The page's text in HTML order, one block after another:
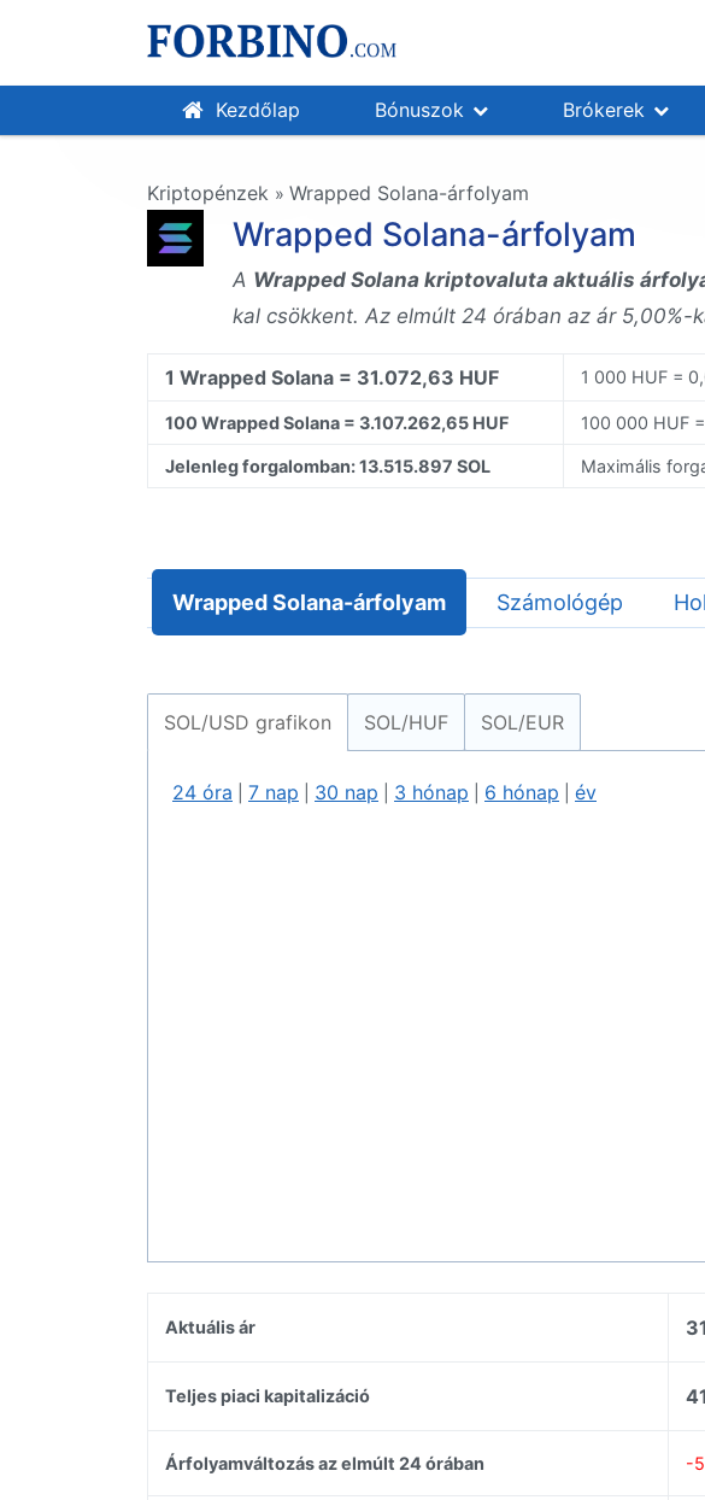
Kezdőlap Bónuszok Brókerek
Kriptopénzek » Wrapped Solana-árfolyam
Wrapped Solana-árfolyam
A Wrapped Solana kriptovaluta aktuális
kal csökkent. Az elmúlt 24 órában az ár 5,00%-
1 Wrapped Solana = 31.072,63 HUF 1 000 HUF =
100 Wrapped Solana = 3.107.262,65 HUF 100 000 HUF
Jelenleg forgalomban: 13.515.897 SOL Maximális
Wrapped Solana-árfolyam Számológép
SOL/USD grafikon SOL/HUF SOL/EUR
24 óra 7 nap 30 nap 3 hónap 6 hónap év
Aktuális ár
Teljes piaci kapitalizáció
Árfolyamváltozás az elmúlt 24 órában -